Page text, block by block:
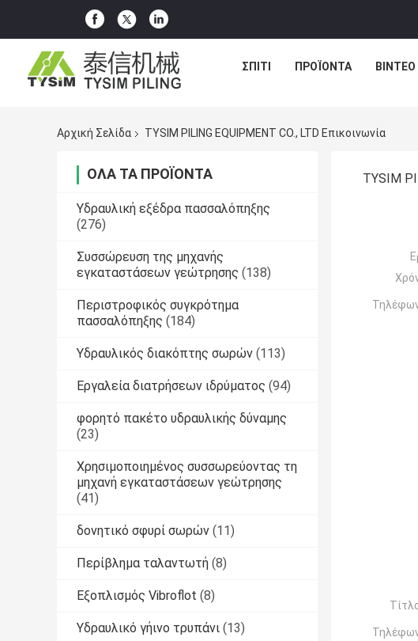
ΣΠΊΤΙ ΠΡΟΪΌΝΤΑ ΒΊΝΤΕΟ
Αρχική Σελίδα TYSIM PILING EQUIPMENT CO., LTD Επικοινωνία
ΌΛΑ ΤΑ ΠΡΟΪΌΝΤΑ
Υδραυλική εξέδρα πασσαλόπηξης
(276)
Συσσώρευση της μηχανής
εγκαταστάσεων γεώτρησης (138)
Περιστροφικός συγκρότημα
πασσαλόπηξης (184)
Υδραυλικός διακόπτης σωρών (113)
Εργαλεία διατρήσεων ιδρύματος (94)
φορητό πακέτο υδραυλικής δύναμης
(23)
Χρησιμοποιημένος συσσωρεύοντας τη
μηχανή εγκαταστάσεων γεώτρησης
(41)
δονητικό σφυρί σωρών (11)
Περίβλημα ταλαντωτή (8)
Εξοπλισμός Vibroflot (8)
Υδραυλικό γήινο τρυπάνι (13)
TYSIM